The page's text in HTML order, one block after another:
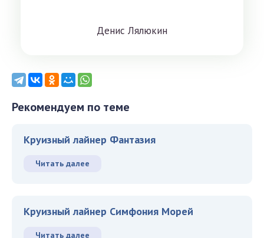
Дeниc Лялюкин
Рекомендуем по теме
Круизный лайнер Фантазия
Читать далее
Круизный лайнер Симфония Морей
Читать далее